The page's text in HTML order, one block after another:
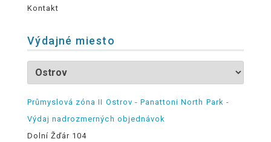
Kontakt
Výdajné miesto
Průmyslová zóna II Ostrov - Panattoni North Park -
Výdaj nadrozmerných objednávok
Dolní Žďár 104